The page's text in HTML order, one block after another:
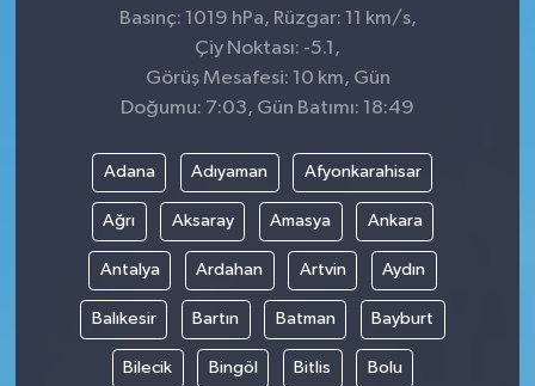
Basınç: 1019 hPa, Rüzgar: 11 km/s,
Çiy Noktası: -5.1,
Görüş Mesafesi: 10 km, Gün
Doğumu: 7:03, Gün Batımı: 18:49
Adana Adıyaman Afyonkarahisar
Ağrı Aksaray Amasya Ankara
Antalya Ardahan Artvin Aydın
Balıkesir Bartın Batman Bayburt
Bilecik Bingöl Bitlis Bolu